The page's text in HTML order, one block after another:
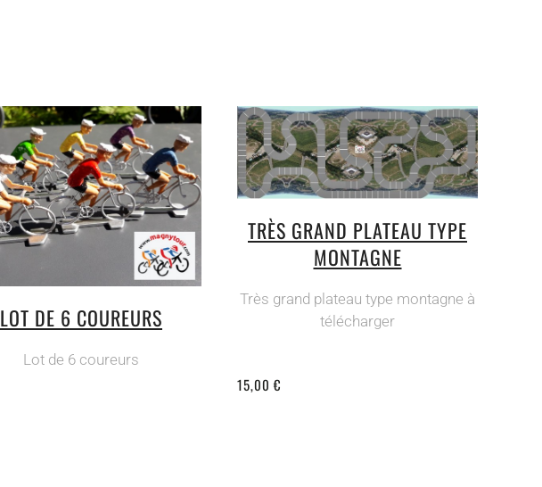
LOT DE 6 COUREURS
Lot de 6 coureurs
TRÈS GRAND PLATEAU TYPE
MONTAGNE
Très grand plateau type montagne à
télécharger
15,00 €